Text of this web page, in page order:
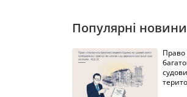
Популярні новини
Право